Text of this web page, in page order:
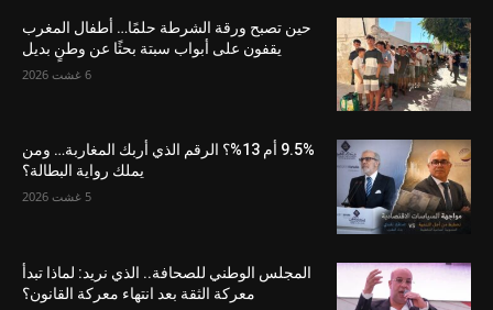
حين تصبح ورقة الشرطة حلمًا… أطفال المغرب
يقفون على أبواب سبتة بحثًا عن وطنٍ بديل
6 غشت 2026
9.5% أم 13%؟ الرقم الذي أربك المغاربة… ومن
يملك رواية البطالة؟
5 غشت 2026
المجلس الوطني للصحافة.. الذي نريد: لماذا تبدأ
معركة الثقة بعد انتهاء معركة القانون؟